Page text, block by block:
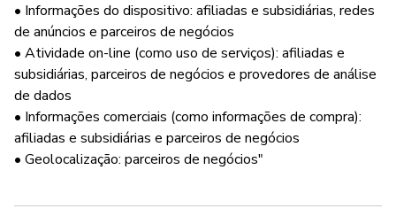
• Informações do dispositivo: afiliadas e subsidiárias, redes
de anúncios e parceiros de negócios
• Atividade on-line (como uso de serviços): afiliadas e
subsidiárias, parceiros de negócios e provedores de análise
de dados
• Informações comerciais (como informações de compra):
afiliadas e subsidiárias e parceiros de negócios
• Geolocalização: parceiros de negócios"